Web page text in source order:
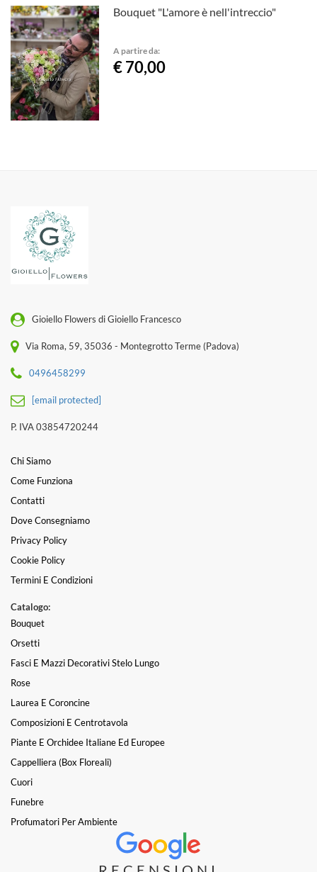
Bouquet "L'amore è nell'intreccio"
A partire da:
€ 70,00
Gioiello Flowers di Gioiello Francesco
Via Roma, 59, 35036 - Montegrotto Terme (Padova)
0496458299
[email protected]
P. IVA 03854720244
Chi Siamo
Come Funziona
Contatti
Dove Consegniamo
Privacy Policy
Cookie Policy
Termini E Condizioni
Catalogo:
Bouquet
Orsetti
Fasci E Mazzi Decorativi Stelo Lungo
Rose
Laurea E Coroncine
Composizioni E Centrotavola
Piante E Orchidee Italiane Ed Europee
Cappelliera (box Floreali)
Cuori
Funebre
Profumatori Per Ambiente